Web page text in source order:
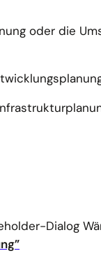
oder die
Dialog